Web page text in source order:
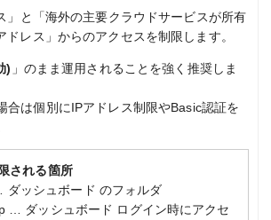
」と「海外の主要クラウドサービスが所有
ドレス」からのアクセスを制限します。
) 」のまま運用されることを強く推奨しま
合は個別にIPアドレス制限やBasic認証を
される箇所
ッシュボード のフォルダ
… ダッシュボード ログイン時にアクセ